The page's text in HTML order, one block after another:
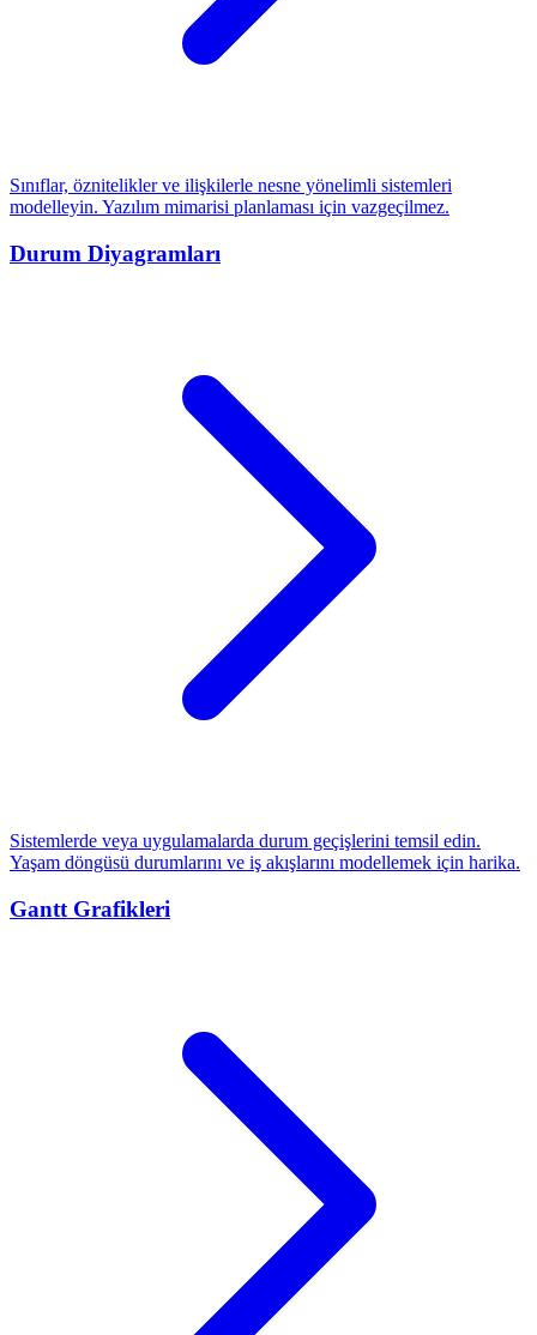
Sınıflar, öznitelikler ve ilişkilerle nesne yönelimli sistemleri
modelleyin. Yazılım mimarisi planlaması için vazgeçilmez.
Durum Diyagramları
Sistemlerde veya uygulamalarda durum geçişlerini temsil edin.
Yaşam döngüsü durumlarını ve iş akışlarını modellemek için harika.
Gantt Grafikleri